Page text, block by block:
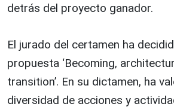
detrás del proyecto ganador.
El jurado del certamen ha
propuesta ‘Becoming,
transition’. En su dictamen, ha
diversidad de acciones y